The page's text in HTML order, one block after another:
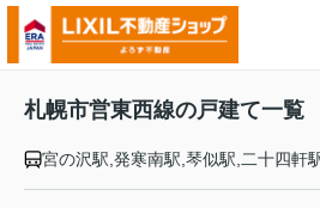
札幌市営東西線の戸建て一覧